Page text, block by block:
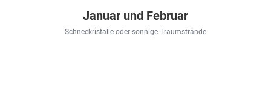
Januar und Februar
Schneekristalle oder sonnige Traumstrände